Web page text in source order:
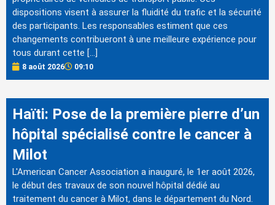
dispositions visent à assurer la fluidité du trafic et la sécurité
des participants. Les responsables estiment que ces
changements contribueront à une meilleure expérience pour
tous durant cette […]
8 août 2026 09:10
Haïti: Pose de la première pierre d’un
hôpital spécialisé contre le cancer à
Milot
L'American Cancer Association a inauguré, le 1er août 2026,
le début des travaux de son nouvel hôpital dédié au
traitement du cancer à Milot, dans le département du Nord.